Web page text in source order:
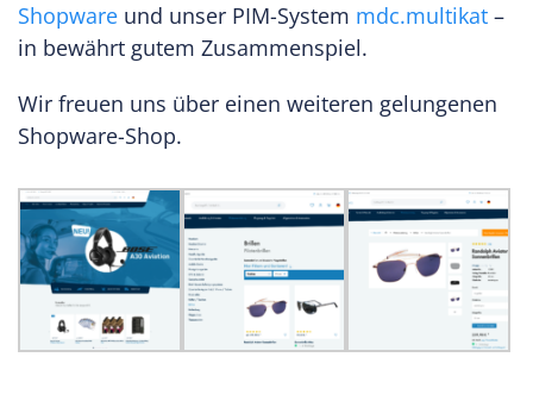
Shopware und unser PIM-System mdc.multikat –
in bewährt gutem Zusammenspiel.
Wir freuen uns über einen weiteren gelungenen
Shopware-Shop.